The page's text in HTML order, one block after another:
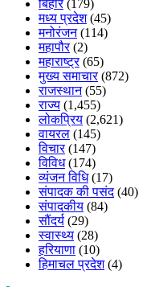
बिहार(179)
मध्य प्रदेश(45)
मनोरंजन(114)
महापौर(2)
महाराष्ट्र(65)
मुख्य समाचार(872)
राजस्थान(55)
राज्य (1,455)
लोकप्रिय (2,621)
वायरल (145)
विचार(147)
विविध(174)
व्यंजन विधि(17)
संपादक की पसंद(40)
संपादकीय (84)
सौंदर्य (29)
स्वास्थ्य (28)
हरियाणा (10)
हिमाचल प्रदेश(4)